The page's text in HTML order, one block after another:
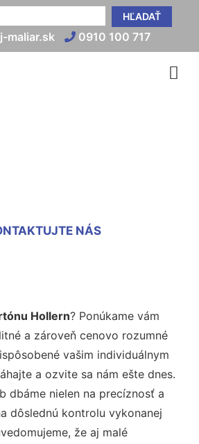
HĽADAŤ
maliar.sk 0910 100 717
NÁS
Hollern? Ponúkame vám
a zároveň cenovo rozumné
vašim individuálnym
a ozvite sa nám ešte dnes.
dbáme nielen na precíznosť a
dôslednú kontrolu vykonanej
že aj malé